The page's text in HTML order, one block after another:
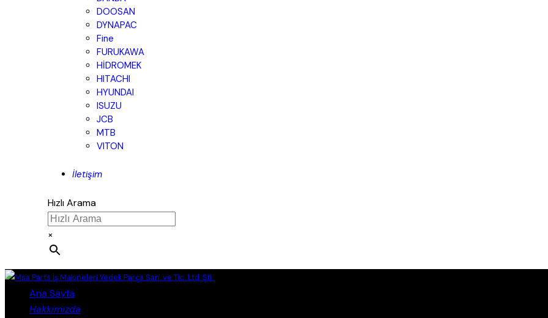
DOOSAN
DYNAPAC
Fine
FURUKAWA
HİDROMEK
HITACHI
HYUNDAI
ISUZU
JCB
MTB
VITON
İletişim
Hızlı Arama
×
Ana Sayfa
Hakkımızda